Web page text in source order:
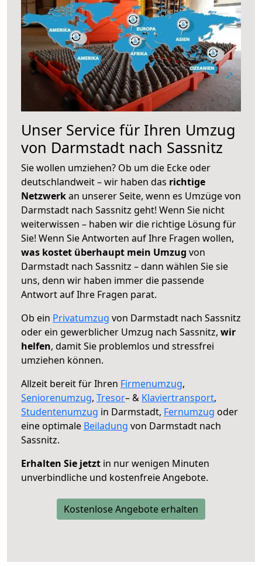
Unser Service für Ihren Umzug
von Darmstadt nach Sassnitz
Sie wollen umziehen? Ob um die Ecke oder
deutschlandweit – wir haben das richtige
Netzwerkan unserer Seite, wenn es Umzüge von
Darmstadt nach Sassnitz geht! Wenn Sie nicht
weiterwissen – haben wir die richtige Lösung für
Sie! Wenn Sie Antworten auf Ihre Fragen wollen,
was kostet überhaupt mein Umzug von
Darmstadt nach Sassnitz – dann wählen Sie sie
uns, denn wir haben immer die passende
Antwort auf Ihre Fragen parat.
Ob ein Privatumzug von Darmstadt nach Sassnitz
oder ein gewerblicher Umzug nach Sassnitz, wir
helfen, damit Sie problemlos und stressfrei
umziehen können.
Allzeit bereit für Ihren Firmenumzug,
Seniorenumzug, Tresor– & Klaviertransport,
Studentenumzug in Darmstadt, Fernumzug oder
eine optimale Beiladung von Darmstadt nach
Sassnitz.
Erhalten Sie jetzt in nur wenigen Minuten
unverbindliche und kostenfreie Angebote.
Kostenlose Angebote erhalten